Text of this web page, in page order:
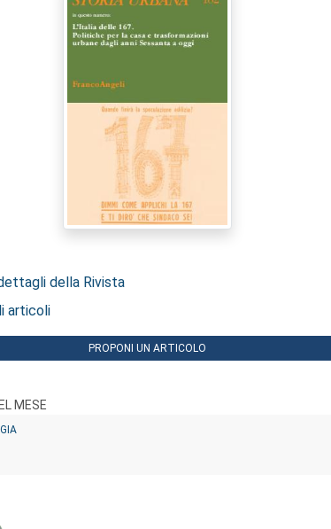
della Rivista
articoli
PROPONI UN ARTICOLO
MESE